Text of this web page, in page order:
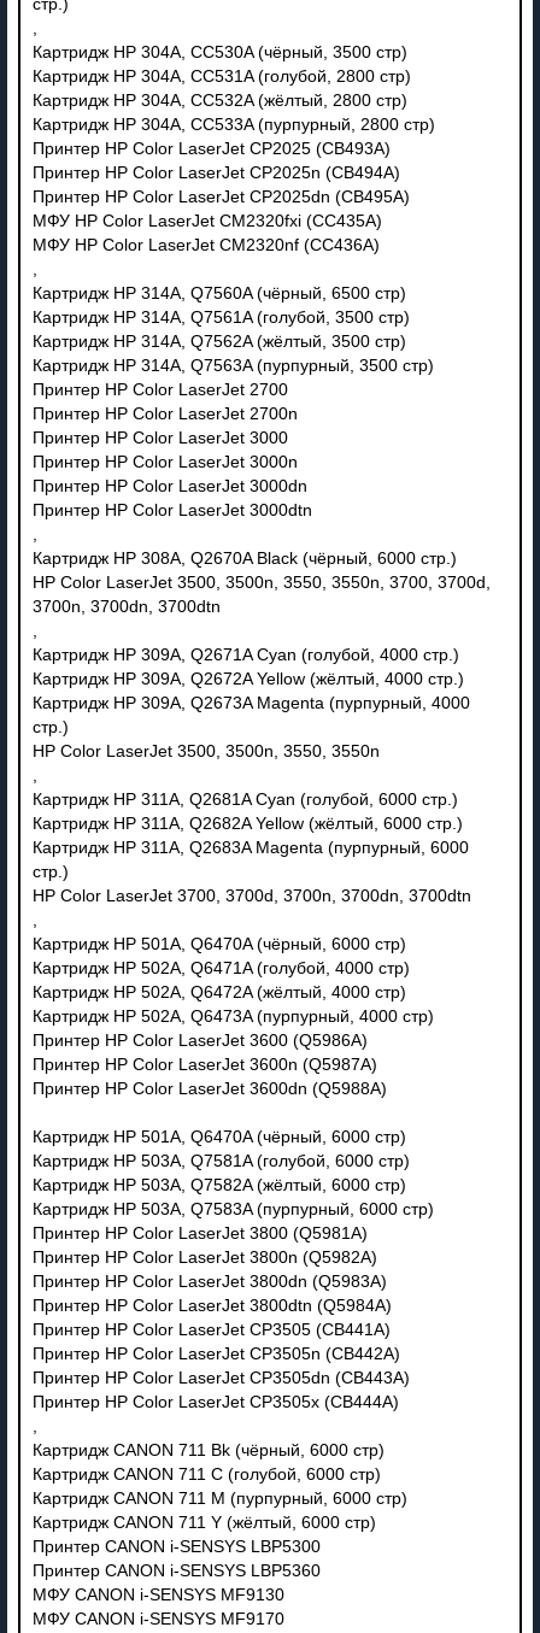
стр.)
,
Картридж HP 304A, CC530A (чёрный, 3500 стр)
Картридж HP 304A, CC531A (голубой, 2800 стр)
Картридж HP 304A, CC532A (жёлтый, 2800 стр)
Картридж HP 304A, CC533A (пурпурный, 2800 стр)
Принтер HP Color LaserJet CP2025 (CB493A)
Принтер HP Color LaserJet CP2025n (CB494A)
Принтер HP Color LaserJet CP2025dn (CB495A)
МФУ HP Color LaserJet CM2320fxi (CC435A)
МФУ HP Color LaserJet CM2320nf (CC436A)
,
Картридж HP 314A, Q7560A (чёрный, 6500 стр)
Картридж HP 314A, Q7561A (голубой, 3500 стр)
Картридж HP 314A, Q7562A (жёлтый, 3500 стр)
Картридж HP 314A, Q7563A (пурпурный, 3500 стр)
Принтер HP Color LaserJet 2700
Принтер HP Color LaserJet 2700n
Принтер HP Color LaserJet 3000
Принтер HP Color LaserJet 3000n
Принтер HP Color LaserJet 3000dn
Принтер HP Color LaserJet 3000dtn
,
Картридж HP 308A, Q2670A Black (чёрный, 6000 стр.)
HP Color LaserJet 3500, 3500n, 3550, 3550n, 3700, 3700d,
3700n, 3700dn, 3700dtn
,
Картридж HP 309A, Q2671A Cyan (голубой, 4000 стр.)
Картридж HP 309A, Q2672A Yellow (жёлтый, 4000 стр.)
Картридж HP 309A, Q2673A Magenta (пурпурный, 4000
стр.)
HP Color LaserJet 3500, 3500n, 3550, 3550n
,
Картридж HP 311A, Q2681A Cyan (голубой, 6000 стр.)
Картридж HP 311A, Q2682A Yellow (жёлтый, 6000 стр.)
Картридж HP 311A, Q2683A Magenta (пурпурный, 6000
стр.)
HP Color LaserJet 3700, 3700d, 3700n, 3700dn, 3700dtn
,
Картридж HP 501A, Q6470A (чёрный, 6000 стр)
Картридж HP 502A, Q6471A (голубой, 4000 стр)
Картридж HP 502A, Q6472A (жёлтый, 4000 стр)
Картридж HP 502A, Q6473A (пурпурный, 4000 стр)
Принтер HP Color LaserJet 3600 (Q5986A)
Принтер HP Color LaserJet 3600n (Q5987A)
Принтер HP Color LaserJet 3600dn (Q5988A)
Картридж HP 501A, Q6470A (чёрный, 6000 стр)
Картридж HP 503A, Q7581A (голубой, 6000 стр)
Картридж HP 503A, Q7582A (жёлтый, 6000 стр)
Картридж HP 503A, Q7583A (пурпурный, 6000 стр)
Принтер HP Color LaserJet 3800 (Q5981A)
Принтер HP Color LaserJet 3800n (Q5982A)
Принтер HP Color LaserJet 3800dn (Q5983A)
Принтер HP Color LaserJet 3800dtn (Q5984A)
Принтер HP Color LaserJet CP3505 (CB441A)
Принтер HP Color LaserJet CP3505n (CB442A)
Принтер HP Color LaserJet CP3505dn (CB443A)
Принтер HP Color LaserJet CP3505x (CB444A)
,
Картридж CANON 711 Bk (чёрный, 6000 стр)
Картридж CANON 711 C (голубой, 6000 стр)
Картридж CANON 711 M (пурпурный, 6000 стр)
Картридж CANON 711 Y (жёлтый, 6000 стр)
Принтер CANON i-SENSYS LBP5300
Принтер CANON i-SENSYS LBP5360
МФУ CANON i-SENSYS MF9130
МФУ CANON i-SENSYS MF9170